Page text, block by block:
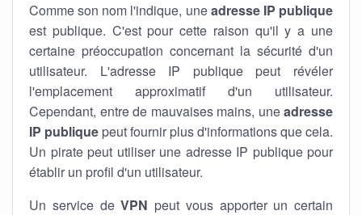
Comme son nom l'indique, uneadresse IP publique
est publique. C'est pour cette raison qu'il y a une
certaine préoccupation concernant la sécurité d'un
utilisateur. L'adresse IP publique peut révéler
l'emplacement approximatif d'un utilisateur.
Cependant, entre de mauvaises mains, uneadresse
IP publique peut fournir plus d'informations que cela.
Un pirate peut utiliser une adresse IP publique pour
établir un profil d'un utilisateur.
Un service deVPN peut vous apporter un certain